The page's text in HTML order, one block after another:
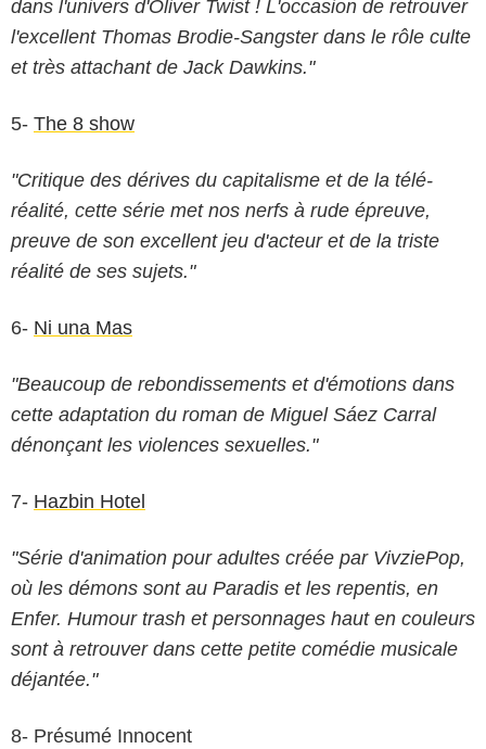
dans l'univers d'Oliver Twist ! L'occasion de retrouver
l'excellent Thomas Brodie-Sangster dans le rôle culte
et très attachant de Jack Dawkins."
5- The 8 show
"Critique des dérives du capitalisme et de la télé-
réalité, cette série met nos nerfs à rude épreuve,
preuve de son excellent jeu d'acteur et de la triste
réalité de ses sujets."
6- Ni una Mas
"Beaucoup de rebondissements et d'émotions dans
cette adaptation du roman de Miguel Sáez Carral
dénonçant les violences sexuelles."
7- Hazbin Hotel
"Série d'animation pour adultes créée par VivziePop,
où les démons sont au Paradis et les repentis, en
Enfer. Humour trash et personnages haut en couleurs
sont à retrouver dans cette petite comédie musicale
déjantée."
8- Présumé Innocent